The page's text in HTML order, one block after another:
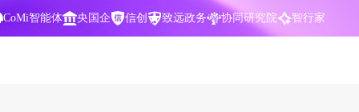
CoMi智能体 央国企 信创 致远政务 协同研究院 智行家